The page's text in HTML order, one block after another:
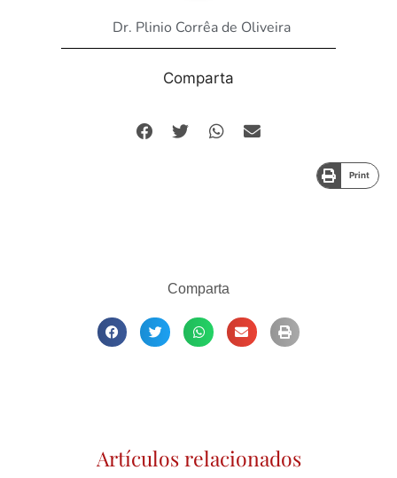
Dr. Plinio Corrêa de Oliveira
Comparta
Print
Comparta
Artículos relacionados